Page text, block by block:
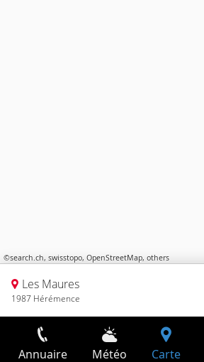
©search.ch, swisstopo, OpenStreetMap, others
Les Maures
1987 Hérémence
Annuaire Météo Carte